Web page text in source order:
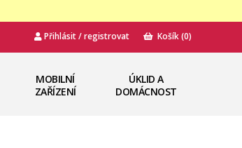
Přihlásit / registrovat Košík(0)
MOBILNÍ
ZAŘÍZENÍ
ÚKLID A
DOMÁCNOST